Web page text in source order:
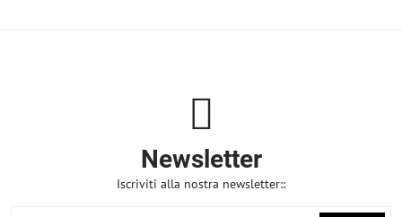
Newsletter
Iscriviti alla nostra newsletter::